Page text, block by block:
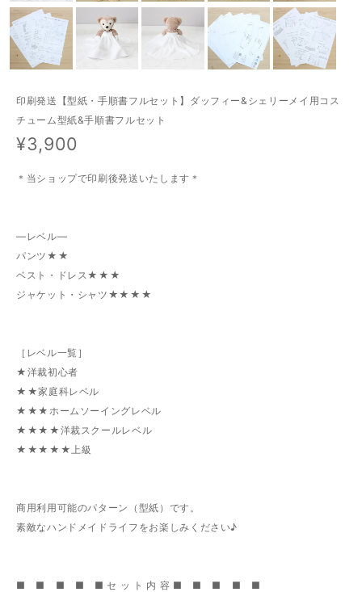
印刷発送【型紙・手順書フルセット】ダッフィー&シェリーメイ用コス
チューム型紙&手順書フルセット
¥3,900
＊当ショップで印刷後発送いたします＊
―レベル―
パンツ★★
ベスト・ドレス★★★
ジャケット・シャツ★★★★
［レベル一覧］
★洋裁初心者
★★家庭科レベル
★★★ホームソーイングレベル
★★★★洋裁スクールレベル
★★★★★上級
商用利用可能のパターン（型紙）です。
素敵なハンドメイドライフをお楽しみください♪
■ ■ ■ ■ ■ セ ッ ト 内 容 ■ ■ ■ ■ ■